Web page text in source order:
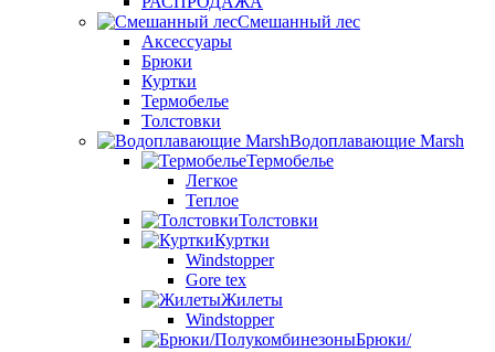
Смешанный лес
Аксессуары
Брюки
Куртки
Термобелье
Толстовки
Водоплавающие Marsh
Термобелье
Легкое
Теплое
Толстовки
Куртки
Windstopper
Gore tex
Жилеты
Windstopper
Брюки/